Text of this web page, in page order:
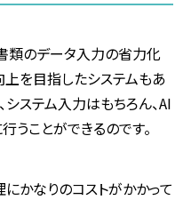
類のデータ入力の省力化
上を目指したシステムもあ
システム入力はもちろん、AI
うことができるのです。
かなりのコストがかかって